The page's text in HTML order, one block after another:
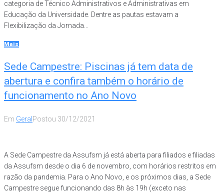
categoria de Técnico Administrativos e Administrativas em
Educação da Universidade. Dentre as pautas estavam a
Flexibilização da Jornada...
Mais
Sede Campestre: Piscinas já tem data de
abertura e confira também o horário de
funcionamento no Ano Novo
Em Geral Postou 30/12/2021
A Sede Campestre da Assufsm já está aberta para filiados e filiadas
da Assufsm desde o dia 6 de novembro, com horários restritos em
razão da pandemia. Para o Ano Novo, e os próximos dias, a Sede
Campestre segue funcionando das 8h às 19h (exceto nas